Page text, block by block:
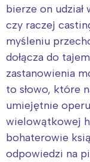
bierze on
czy raczej
myśleniu
dołącza do
zastanowienia
to słowo, które
umiejętnie
wielowątkowej
bohaterowie
odpowiedzi na